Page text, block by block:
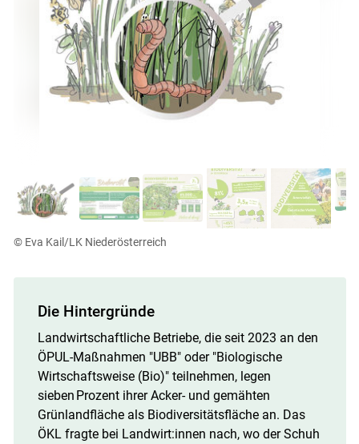
© Eva Kail/LK Niederösterreich
Die Hintergründe
Landwirtschaftliche Betriebe, die seit 2023 an den
ÖPUL-Maßnahmen "UBB" oder "Biologische
Wirtschaftsweise (Bio)" teilnehmen, legen
sieben Prozent ihrer Acker- und gemähten
Grünlandfläche als Biodiversitätsfläche an. Das
ÖKL fragte bei Landwirt:innen nach, wo der Schuh